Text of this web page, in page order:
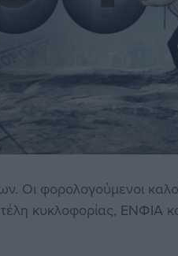
Οι φορολογούμενοι
κυκλοφορίας, ΕΝΦΙΑ